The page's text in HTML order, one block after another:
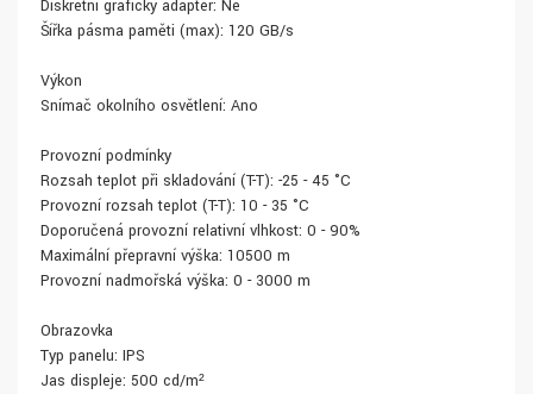
Diskrétní grafický adaptér: Ne
Šířka pásma paměti (max): 120 GB/s
Výkon
Snímač okolního osvětlení: Ano
Provozní podmínky
Rozsah teplot při skladování (T-T): -25 - 45 °C
Provozní rozsah teplot (T-T): 10 - 35 °C
Doporučená provozní relativní vlhkost: 0 - 90%
Maximální přepravní výška: 10500 m
Provozní nadmořská výška: 0 - 3000 m
Obrazovka
Typ panelu: IPS
Jas displeje: 500 cd/m²